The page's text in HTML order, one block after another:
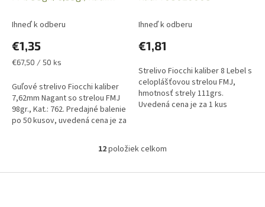
Ihneď k odberu
€1,35
Jednotková
€67,50 / 50 ks
Guľové strelivo Fiocchi kaliber
7,62mm Nagant so strelou FMJ
98gr., Kat.: 762. Predajné balenie
po 50 kusov, uvedená cena je za
Ihneď k odberu
€1,81
Strelivo Fiocchi kaliber 8 Lebel s
celoplášťovou strelou FMJ,
hmotnosť strely 111grs.
Uvedená cena je za 1 kus
O
l
12položiek celkom